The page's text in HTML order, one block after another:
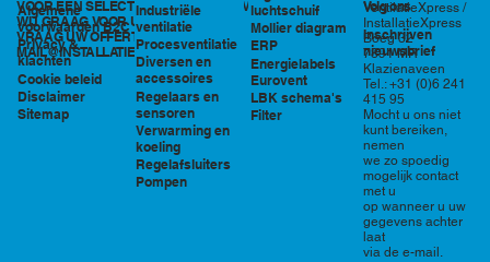
Algemene
voorwaarden B2C
Privacy &
klachten
Cookie beleid
Disclaimer
Sitemap
VOOR EEN SELECTIE EN PRIJSOPGAVE STAAN
WIJ GRAAG VOOR U KLAAR!
VRAAG UW OFFERTE AAN VIA
MAIL@INSTALLATIEXPRESS.NL
Industriële
ventilatie
Procesventilatie
Diversen en
accessoires
Regelaars en
sensoren
Verwarming en
koeling
Regelafsluiters
Pompen
luchtschuif
Mollier diagram
ERP
Energielabels
Eurovent
LBK schema's
Filter
VentilatieXpress /
InstallatieXpress
Boeg 32
7891 MR
Klazienaveen
Tel.: +31 (0)6 241
415 95
Mocht u ons niet
kunt bereiken,
nemen
we zo spoedig
mogelijk contact
met u
op wanneer u uw
gegevens achter
laat
via de e-mail.
Volg ons
Inschrijven
nieuwsbrief